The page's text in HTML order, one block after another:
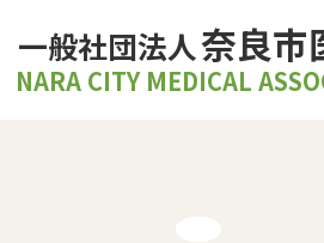
一般社団法人奈良市
NARA CITY MEDICAL